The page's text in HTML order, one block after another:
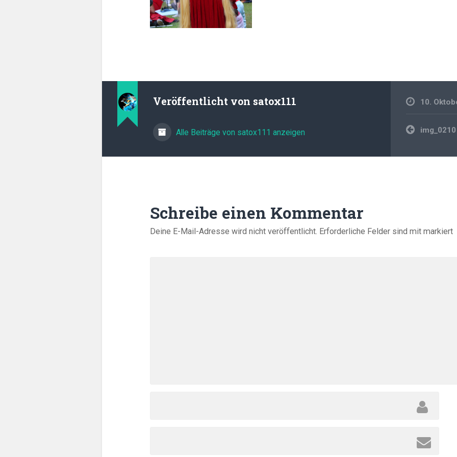
Veröffentlicht von satox111
Alle Beiträge von satox111 anzeigen
10.
img_0210
Schreibe einen Kommentar
Deine E-Mail-Adresse wird nicht veröffentlicht. Erforderliche Felder sind mitmarkiert